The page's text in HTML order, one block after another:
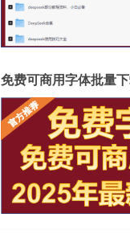
免费可商用字体批量